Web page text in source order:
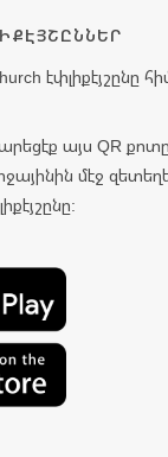
էփլիքէյշընը
այս QR քոտը
մէջ